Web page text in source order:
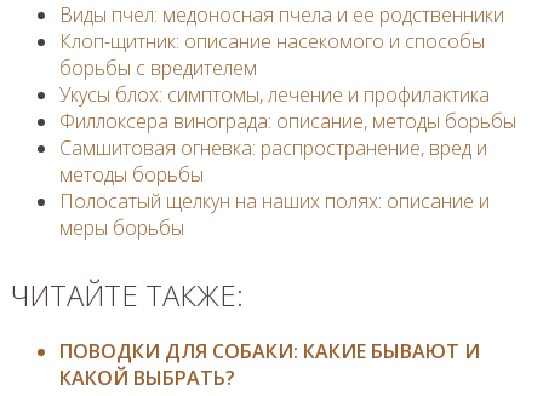
Виды пчел: медоносная пчела и ее родственники
Клоп-щитник: описание насекомого и способы
борьбы с вредителем
Укусы блох: симптомы, лечение и профилактика
Филлоксера винограда: описание, методы борьбы
Самшитовая огневка: распространение, вред и
методы борьбы
Полосатый щелкун на наших полях: описание и
меры борьбы
ЧИТАЙТЕ ТАКЖЕ:
ПОВОДКИ ДЛЯ СОБАКИ: КАКИЕ БЫВАЮТ И
КАКОЙ ВЫБРАТЬ?